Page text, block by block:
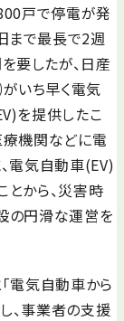
戸で停電が発
まで最長で2週
要したが、日産
いち早く電気
を提供したこ
療機関などに電
電気自動車(EV)
とから、災害時
の円滑な運営を
電気自動車から
、事業者の支援